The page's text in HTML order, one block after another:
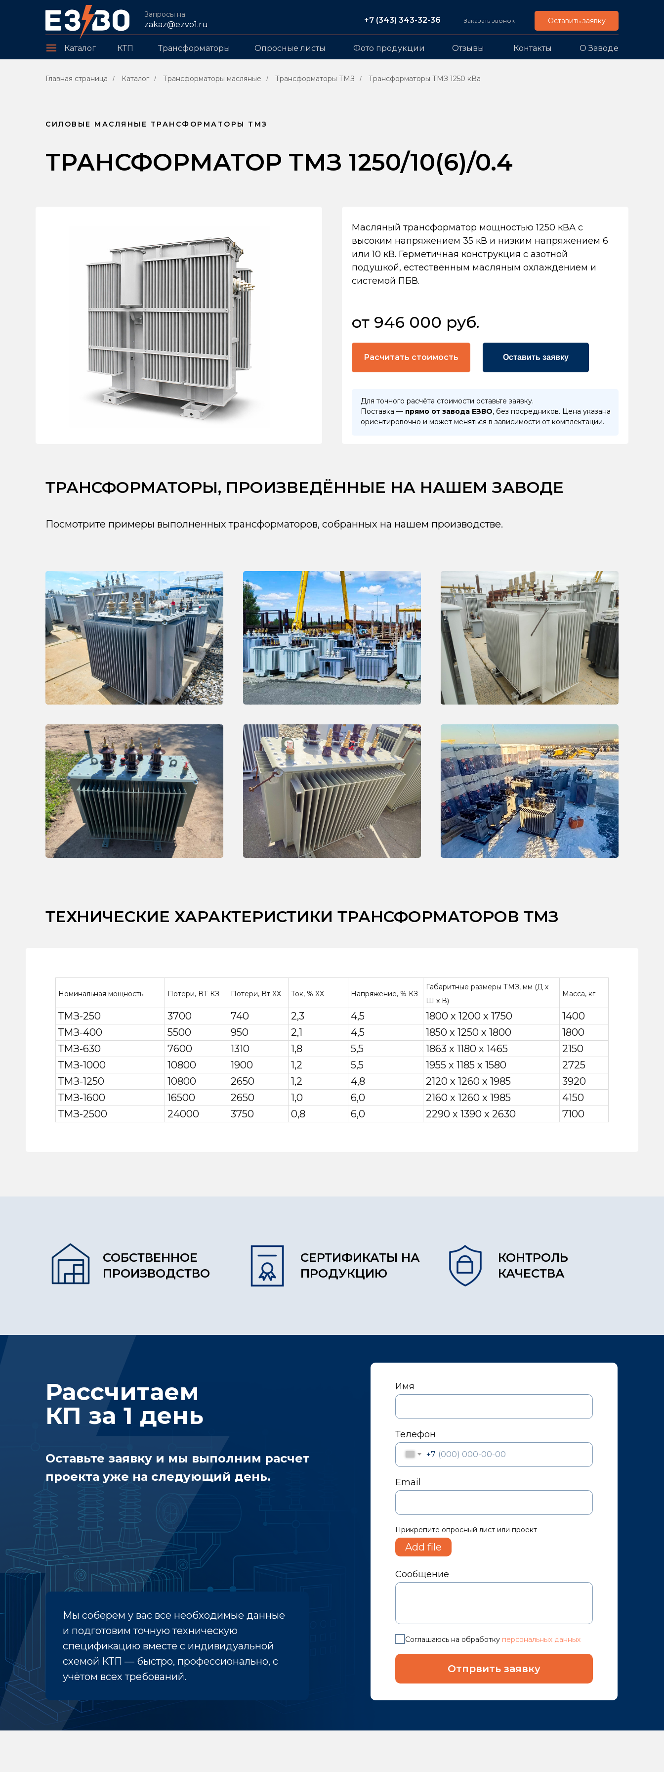
О Заводе
Каталог КТП Трансформаторы Опросные листы Фото продукции Отзывы Контакты
Заказать звонок Оставить заявку
+7 (343) 343-32-36
zakaz@ezvo1.ru
Запросы на
Главная страница / Каталог / Трансформаторы масляные / Трансформаторы ТМЗ / Трансформаторы ТМЗ 1250 кВа
СИЛОВЫЕ МАСЛЯНЫЕ ТРАНСФОРМАТОРЫ ТМЗ
ТРАНСФОРМАТОР ТМЗ 1250/10(6)/0.4
Масляный трансформатор мощностью 1250 кВА с
высоким напряжением 35 кВ и низким напряжением 6
или 10 кВ. Герметичная конструкция с азотной
подушкой, естественным масляным охлаждением и
системой ПБВ.
от 946 000 руб.
Расчитать стоимость Оставить заявку
Для точного расчёта стоимости оставьте заявку.
Поставка — прямо от завода ЕЗВО, без посредников. Цена указана
ориентировочно и может меняться в зависимости от комплектации.
ТРАНСФОРМАТОРЫ, ПРОИЗВЕДЁННЫЕ НА НАШЕМ ЗАВОДЕ
Посмотрите примеры выполненных трансформаторов, собранных на нашем производстве.
ТЕХНИЧЕСКИЕ ХАРАКТЕРИСТИКИ ТРАНСФОРМАТОРОВ ТМЗ
Номинальная мощность Потери, ВТ КЗ Потери, Вт ХХ Ток, % ХХ Напряжение, % КЗ
Габаритные размеры ТМЗ, мм (Д х
Ш х В)
Масса, кг
ТМЗ-250 3700 740 2,3 4,5 1800 х 1200 х 1750
1400
ТМЗ-400
5500 950 2,1 4,5 1850 х 1250 х 1800
1800
ТМЗ-630
7600 1310 1,8 5,5 1863 х 1180 х 1465
2150
ТМЗ-1000
10800 1900 1,2 5,5 1955 х 1185 х 1580
2725
ТМЗ-1250
10800 2650 1,2 4,8 2120 х 1260 х 1985
3920
ТМЗ-1600
16500 2650 1,0 6,0 2160 х 1260 х 1985
4150
ТМЗ-2500
24000 3750 0,8 6,0 2290 х 1390 х 2630 7100
СОБСТВЕННОЕ
ПРОИЗВОДСТВО
СЕРТИФИКАТЫ НА
ПРОДУКЦИЮ
КОНТРОЛЬ
КАЧЕСТВА
Рассчитаем
КП за 1 день
Оставьте заявку и мы выполним расчет
проекта уже на следующий день.
Имя
Телефон
+7
Email
Прикрепите опросный лист или проект
Add file
Сообщение
Соглашаюсь на обработку персональных данных
Отпрвить заявку
Мы соберем у вас все необходимые данные
и подготовим точную техническую
спецификацию вместе с индивидуальной
схемой КТП — быстро, профессионально, с
учётом всех требований.